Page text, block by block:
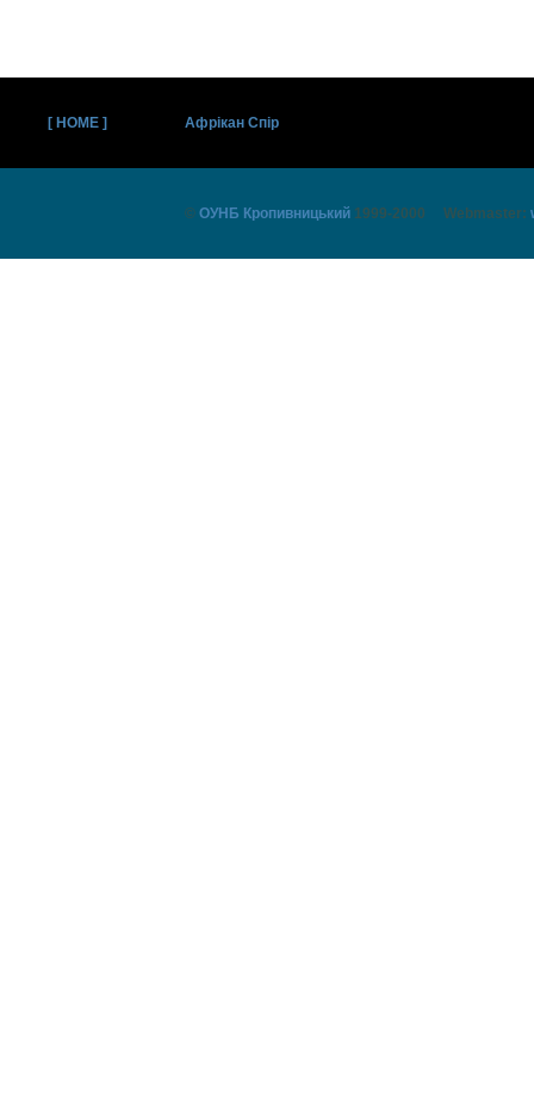
[ HOME ] Афрікан Спір
© ОУНБ Кропивницький 1999-2000 Webmaster: